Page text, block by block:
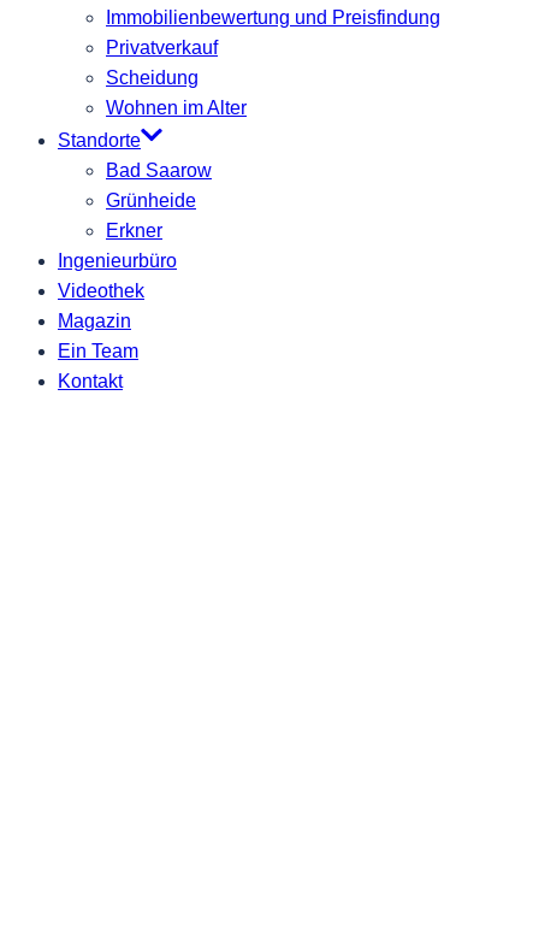
Immobilienbewertung und Preisfindung
Privatverkauf
Scheidung
Wohnen im Alter
Standorte
Bad Saarow
Grünheide
Erkner
Ingenieurbüro
Videothek
Magazin
Ein Team
Kontakt